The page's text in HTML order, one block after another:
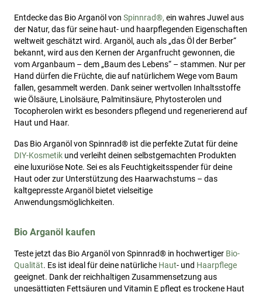
Entdecke das Bio Arganöl von Spinnrad®, ein wahres Juwel aus
der Natur, das für seine haut- und haarpflegenden Eigenschaften
weltweit geschätzt wird. Arganöl, auch als „das Öl der Berber“
bekannt, wird aus den Kernen der Arganfrucht gewonnen, die
vom Arganbaum – dem „Baum des Lebens“ – stammen. Nur per
Hand dürfen die Früchte, die auf natürlichem Wege vom Baum
fallen, gesammelt werden. Dank seiner wertvollen Inhaltsstoffe
wie Ölsäure, Linolsäure, Palmitinsäure, Phytosterolen und
Tocopherolen wirkt es besonders pflegend und regenerierend auf
Haut und Haar.
Das Bio Arganöl von Spinnrad® ist die perfekte Zutat für deine
DIY-Kosmetik und verleiht deinen selbstgemachten Produkten
eine luxuriöse Note. Sei es als Feuchtigkeitsspender für deine
Haut oder zur Unterstützung des Haarwachstums – das
kaltgepresste Arganöl bietet vielseitige
Anwendungsmöglichkeiten.
Bio Arganöl kaufen
Teste jetzt das Bio Arganöl von Spinnrad® in hochwertiger Bio-
Qualität. Es ist ideal für deine natürliche Haut- und Haarpflege
geeignet. Dank der reichhaltigen Zusammensetzung aus
ungesättigten Fettsäuren und Vitamin E pflegt es trockene Haut